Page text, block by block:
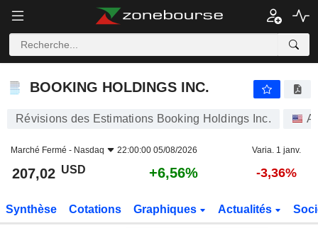
BOOKING HOLDINGS INC.
BOOKING HOLDINGS INC.
Révisions des Estimations Booking Holdings Inc.
Marché Fermé - Nasdaq 22:00:00 05/08/2026 Varia. 1 janv.
207,02 USD +6,56% -3,36%
Synthèse Cotations Graphiques Actualités